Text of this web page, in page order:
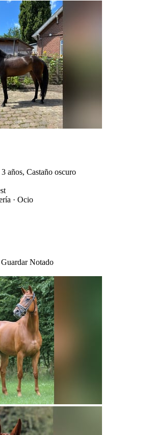
años, Castaño oscuro
· Ocio
Guardar Notado